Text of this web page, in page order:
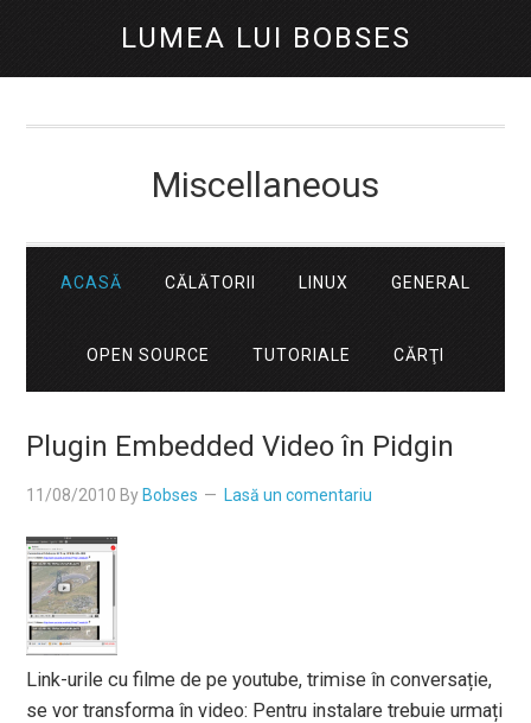
LUMEA LUI BOBSES
Miscellaneous
ACASĂ CĂLĂTORII LINUX GENERAL
OPEN SOURCE TUTORIALE CĂRŢI
Plugin Embedded Video în Pidgin
11/08/2010 By Bobses Lasă un comentariu
Link-urile cu filme de pe youtube, trimise în conversație,
se vor transforma în video: Pentru instalare trebuie urmați